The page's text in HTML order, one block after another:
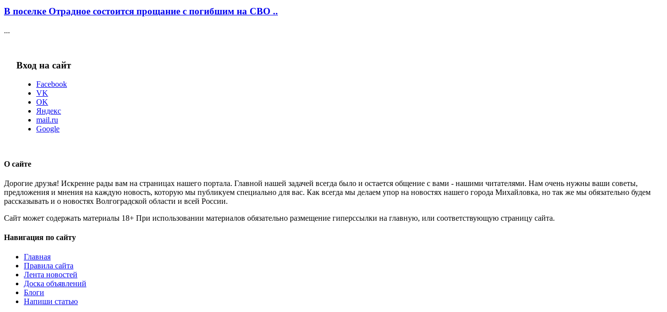
В поселке Отрадное состоится прощание с погибшим на СВО ..
...
Вход на сайт
Facebook
VK
OK
Яндекс
mail.ru
Google
О сайте
Дорогие друзья! Искренне рады вам на страницах нашего портала. Главной нашей задачей всегда было и остается общение с вами - нашими читателями. Нам очень нужны ваши советы,
предложения и мнения на каждую новость, которую мы публикуем специально для вас. Как всегда мы делаем упор на новостях нашего города Михайловка, но так же мы обязательно будем
рассказывать и о новостях Волгоградской области и всей России.
Сайт может содержать материалы 18+ При использовании материалов обязательно размещение гиперссылки на главную, или соответствующую страницу сайта.
Навигация по сайту
Главная
Правила сайта
Лента новостей
Доска объявлений
Блоги
Напиши статью